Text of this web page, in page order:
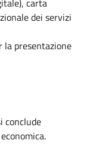
dei servizi
presentazione
conclude